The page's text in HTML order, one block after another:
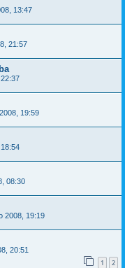
13:47
21:57
19:59
08:30
2008, 19:19
20:51
1 2